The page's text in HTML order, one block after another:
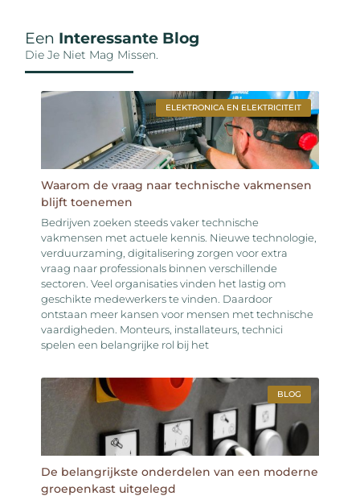
Een Interessante Blog
Die Je Niet Mag Missen.
ELEKTRONICA EN ELEKTRICITEIT
Waarom de vraag naar technische vakmensen
blijft toenemen
Bedrijven zoeken steeds vaker technische
vakmensen met actuele kennis. Nieuwe technologie,
verduurzaming, digitalisering zorgen voor extra
vraag naar professionals binnen verschillende
sectoren. Veel organisaties vinden het lastig om
geschikte medewerkers te vinden. Daardoor
ontstaan meer kansen voor mensen met technische
vaardigheden. Monteurs, installateurs, technici
spelen een belangrijke rol bij het
BLOG
De belangrijkste onderdelen van een moderne
groepenkast uitgelegd